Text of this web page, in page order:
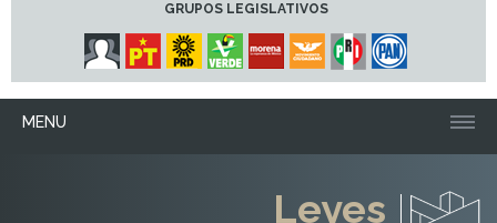
GRUPOS LEGISLATIVOS
MENU
Leyes